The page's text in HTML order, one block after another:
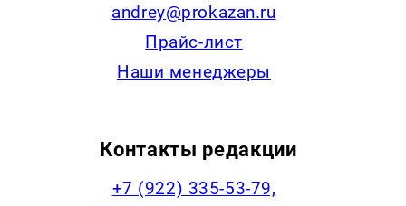
andrey@prokazan.ru
Прайс-лист
Наши менеджеры
Контакты редакции
+7 (922) 335-53-79,